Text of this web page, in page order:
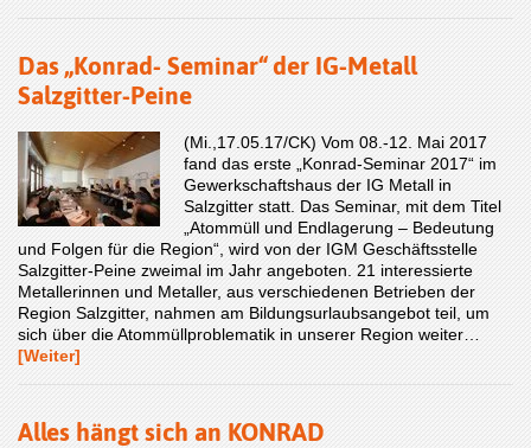
Das „Konrad- Seminar“ der IG-Metall
Salzgitter-Peine
(Mi.,17.05.17/CK) Vom 08.-12. Mai 2017
fand das erste „Konrad-Seminar 2017“ im
Gewerkschaftshaus der IG Metall in
Salzgitter statt. Das Seminar, mit dem Titel
„Atommüll und Endlagerung – Bedeutung
und Folgen für die Region“, wird von der IGM Geschäftsstelle
Salzgitter-Peine zweimal im Jahr angeboten. 21 interessierte
Metallerinnen und Metaller, aus verschiedenen Betrieben der
Region Salzgitter, nahmen am Bildungsurlaubsangebot teil, um
sich über die Atommüllproblematik in unserer Region weiter…
[Weiter]
Alles hängt sich an KONRAD